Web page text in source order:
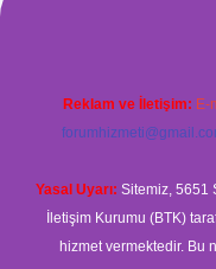
Reklam ve İletişim: E-
Yasal Uyarı: Sitemiz, 5651
İletişim Kurumu (BTK)
hizmet vermektedir. Bu